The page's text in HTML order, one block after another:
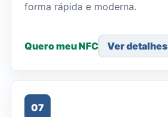
forma rápida e moderna.
Quero meu NFC Ver detalhes
07